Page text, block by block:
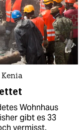
Kenia
Wohnhaus
gibt es 33
vermisst.